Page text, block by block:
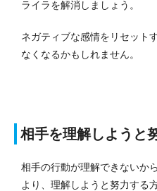
ライラを解消しましょう。
ネガティブな感情をリセット
なくなるかもしれません。
相手を理解しようと
相手の行動が理解できないか
より、理解しようと努力する